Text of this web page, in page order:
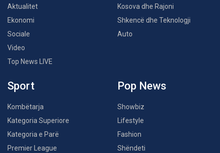
Aktualitet
Ekonomi
Sociale
Video
Top News LIVE
Kosova dhe Rajoni
Shkencë dhe Teknologji
Auto
Sport
Kombëtarja
Kategoria Superiore
Kategoria e Parë
Premier League
Pop News
Showbiz
Lifestyle
Fashion
Shëndeti